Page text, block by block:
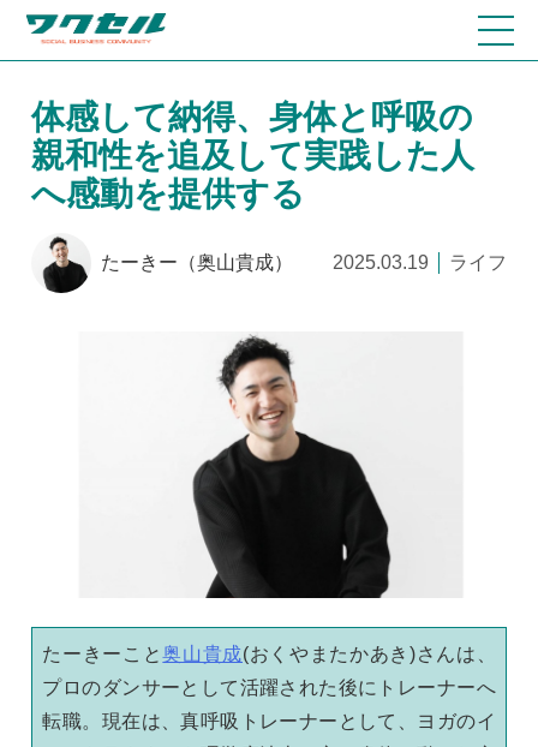
体感して納得、身体と呼吸の
親和性を追及して実践した人
へ感動を提供する
たーきー（奥山貴成） 2025.03.19 ライフ
たーきーこと奥山貴成(おくやまたかあき)さんは、
プロのダンサーとして活躍された後にトレーナーへ
転職。現在は、真呼吸トレーナーとして、ヨガのイ